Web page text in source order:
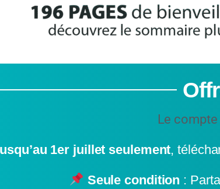
Le compte
1er juillet seulement,
Seule condition :